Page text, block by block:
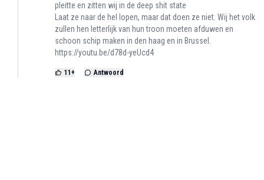
pleitte en zitten wij in de deep shit state
Laat ze naar de hel lopen, maar dat doen ze niet. Wij het volk
zullen hen letterlijk van hun troon moeten afduwen en
schoon schip maken in den haag en in Brussel.
https://youtu.be/d78d-yeUcd4
11 + Antwoord